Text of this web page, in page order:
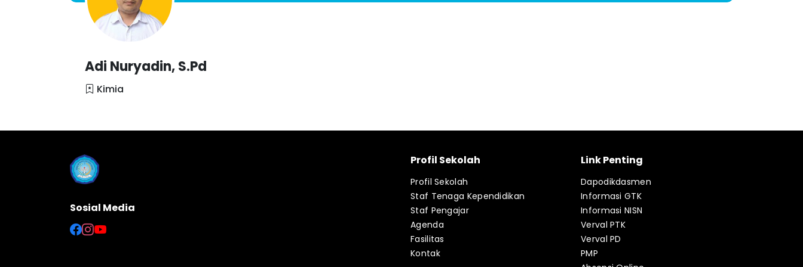
Adi Nuryadin, S.Pd
Kimia
Sosial Media
Profil Sekolah
Profil Sekolah
Staf Tenaga Kependidikan
Staf Pengajar
Agenda
Fasilitas
Kontak
Link Penting
Dapodikdasmen
Informasi GTK
Informasi NISN
Verval PTK
Verval PD
PMP